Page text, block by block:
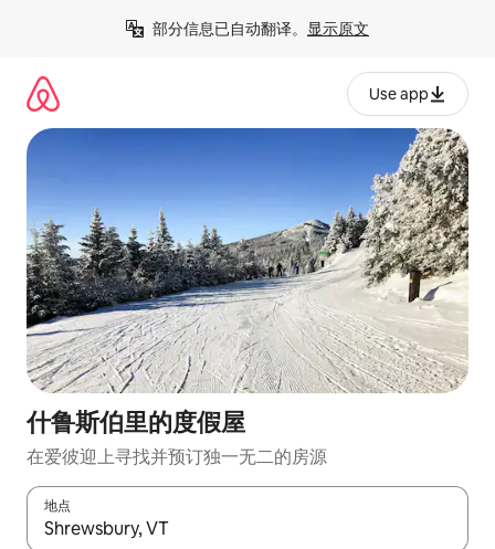
部分信息已自动翻译。 显示原文
Use app
什鲁斯伯里的度假屋
在爱彼迎上寻找并预订独一无二的房源
地点
如有搜索结果，请使用上下方向键查看，或通过点击或滑动手势